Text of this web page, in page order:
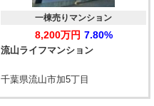
流山ライフマンション
一棟売りマンション
8,200万円 7.80%
千葉県流山市加5丁目